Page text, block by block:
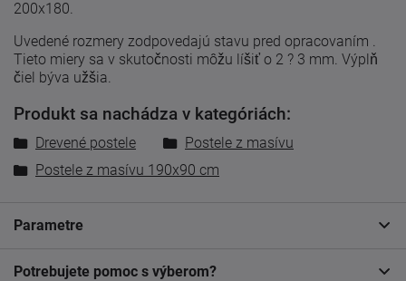
200x180.
Uvedené rozmery zodpovedajú stavu pred opracovaním .
Tieto miery sa v skutočnosti môžu líšiť o 2 ? 3 mm. Výplň
čiel býva užšia.
Produkt sa nachádza v kategóriách:
Drevené postele
Postele z masívu
Postele z masívu 190x90 cm
Parametre
Potrebujete pomoc s výberom?